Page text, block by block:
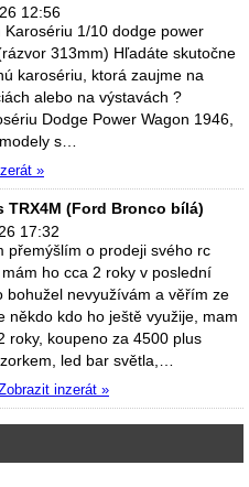
12:56
Karosériu 1/10 dodge power
313mm) Hľadáte skutočne
karosériu, ktorá zaujme na
alebo na výstavách ?
Dodge Power Wagon 1946,
s…
»
TRX4M (Ford Bronco bílá)
17:32
přemýšlím o prodeji svého rc
ho cca 2 roky v poslední
bohužel nevyužívám a věřím ze
někdo kdo ho ještě využije, mam
roky, koupeno za 4500 plus
led bar světla,…
inzerát »